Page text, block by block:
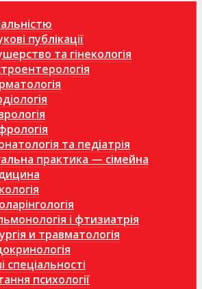
публікації
та гінекологія
та педіатрія
практика — сімейна
і фтизиатрія
и травматологія
спеціальності
психології